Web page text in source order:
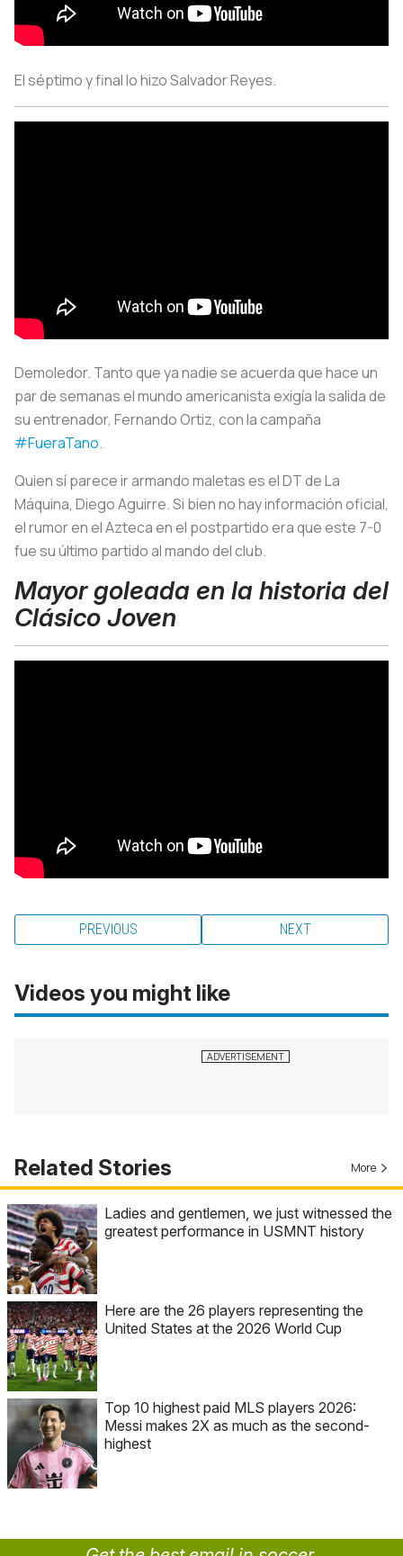
El séptimo y final lo hizo Salvador Reyes.
Demoledor. Tanto que ya nadie se acuerda que hace un
par de semanas el mundo americanista exigía la salida de
su entrenador, Fernando Ortiz, con la campaña
#FueraTano.
Quien sí parece ir armando maletas es el DT de La
Máquina, Diego Aguirre. Si bien no hay información oficial,
el rumor en el Azteca en el postpartido era que este 7-0
fue su último partido al mando del club.
Mayor goleada en la historia del
Clásico Joven
PREVIOUS NEXT
Videos you might like
Related Stories More
Ladies and gentlemen, we just witnessed the
greatest performance in USMNT history
Here are the 26 players representing the
United States at the 2026 World Cup
Top 10 highest paid MLS players 2026:
Messi makes 2X as much as the second-
highest